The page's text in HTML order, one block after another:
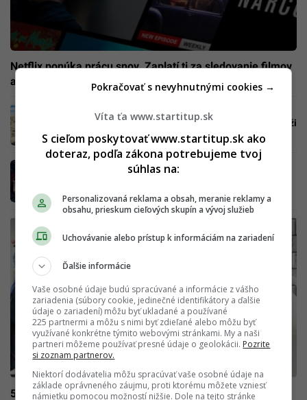
Netflix ponúka prácu snov. Zaplatí ti za sledovanie filmov
a seriálov
ako 50 000 € za pol roka presedeného na pláži
pod mexickým slnkom
Jack Ma ti radí, čo by si mal študovať, ak
5 dôkazov, že denná rutina v práci je niekedy ako život v
Víta ťa www.startitup.sk
S cieľom poskytovať www.startitup.sk ako
doteraz, podľa zákona potrebujeme tvoj
súhlas na:
Personalizovaná reklama a obsah, meranie reklamy a
obsahu, prieskum cieľových skupín a vývoj služieb
Uchovávanie alebo prístup k informáciám na zariadení
Ďalšie informácie
Vaše osobné údaje budú spracúvané a informácie z vášho
zariadenia (súbory cookie, jedinečné identifikátory a ďalšie
údaje o zariadení) môžu byť ukladané a používané
225 partnermi a môžu s nimi byť zdieľané alebo môžu byť
využívané konkrétne týmito webovými stránkami. My a naši
partneri môžeme používať presné údaje o geolokácii. Pozrite
si zoznam partnerov.
Niektorí dodávatelia môžu spracúvať vaše osobné údaje na
základe oprávneného záujmu, proti ktorému môžete vzniesť
námietku pomocou možností nižšie. Dole na tejto stránke
Pokračovať s nevyhnutnými cookies →